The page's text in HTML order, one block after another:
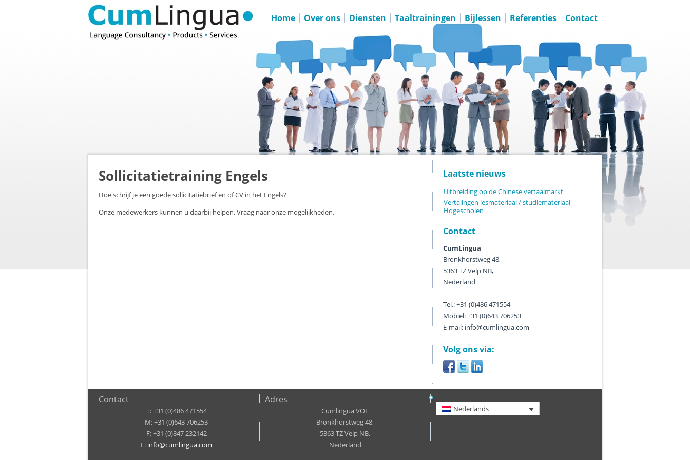
Home Over ons Diensten Taaltrainingen Bijlessen Referenties Contact
Sollicitatietraining Engels
Hoe schrijf je een goede sollicitatiebrief en of CV in het Engels?
Onze medewerkers kunnen u daarbij helpen. Vraag naar onze mogelijkheden.
Laatste nieuws
Uitbreiding op de Chinese vertaalmarkt
Vertalingen lesmateriaal / studiemateriaal
Hogescholen
Contact
CumLingua
Bronkhorstweg 48,
5363 TZ Velp NB,
Nederland
Tel.: +31 (0)486 471554
Mobiel: +31 (0)643 706253
E-mail: info@cumlingua.com
Volg ons via:
Contact
T: +31 (0)486 471554
M: +31 (0)643 706253
F: +31 (0)847 232142
E: info@cumlingua.com
Adres
Cumlingua VOF
Bronkhorstweg 48,
5363 TZ Velp NB,
Nederland
Nederlands